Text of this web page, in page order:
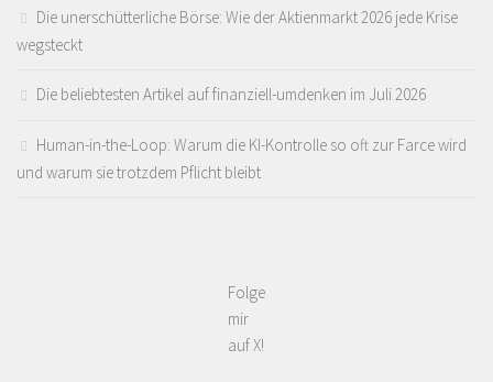
Die unerschütterliche Börse: Wie der Aktienmarkt 2026 jede Krise
wegsteckt
Die beliebtesten Artikel auf finanziell-umdenken im Juli 2026
Human-in-the-Loop: Warum die KI-Kontrolle so oft zur Farce wird
und warum sie trotzdem Pflicht bleibt
Folge
mir
auf X!